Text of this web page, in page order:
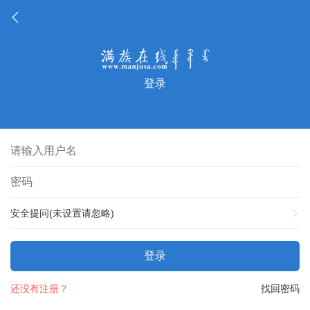
登录
安全提问(未设置请忽略)
登录
找回密码
还没有注册？